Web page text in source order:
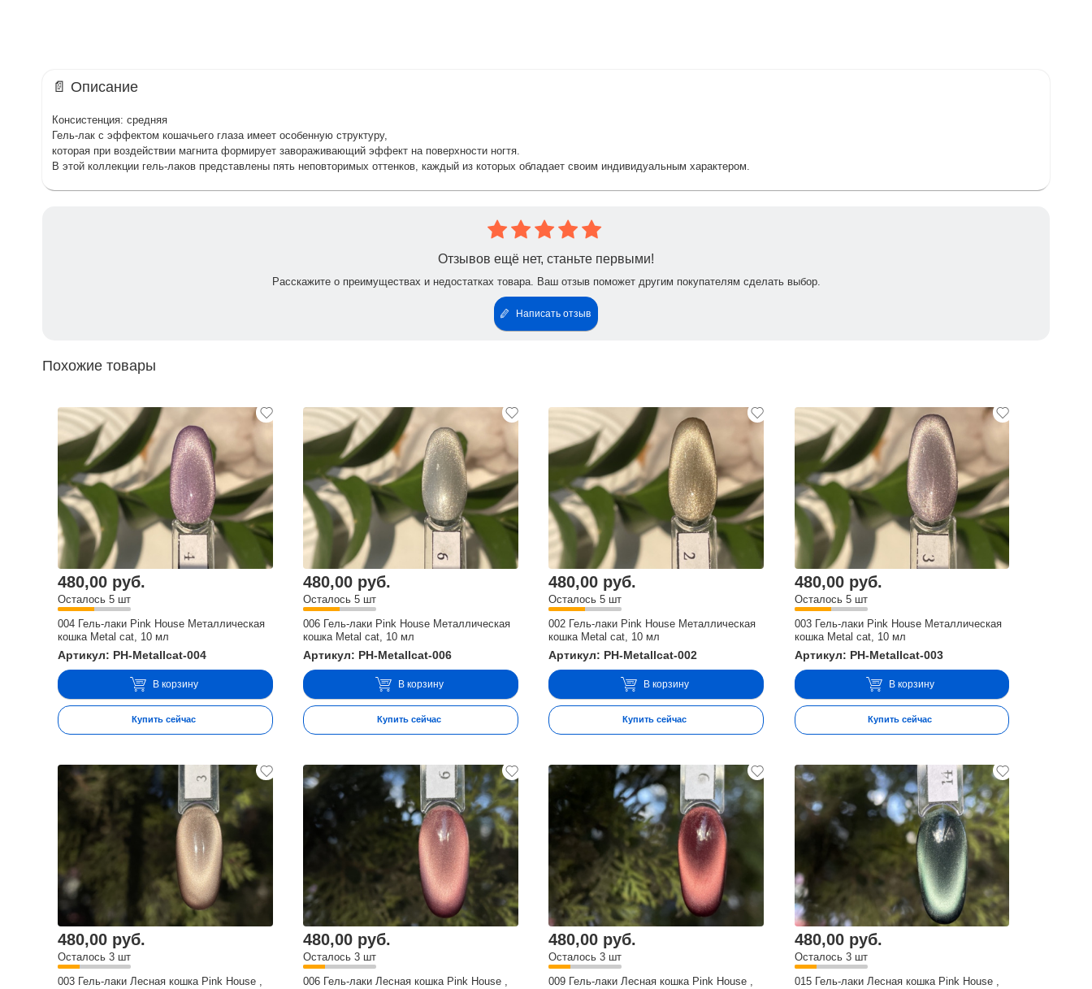
📄 Описание
Консистенция: средняя
Гель-лак с эффектом кошачьего глаза имеет особенную структуру,
которая при воздействии магнита формирует завораживающий эффект на поверхности ногтя.
В этой коллекции гель-лаков представлены пять неповторимых оттенков, каждый из которых обладает своим индивидуальным характером.
Отзывов ещё нет, станьте первыми!
Расскажите о преимуществах и недостатках товара. Ваш отзыв поможет другим покупателям сделать выбор.
Написать отзыв
Похожие товары
480,00 руб.
Осталось 5 шт
004 Гель-лаки Pink House Металлическая
кошка Metal cat, 10 мл
Артикул: PH-Metallcat-004
В корзину
Купить сейчас
480,00 руб.
Осталось 5 шт
006 Гель-лаки Pink House Металлическая
кошка Metal cat, 10 мл
Артикул: PH-Metallcat-006
В корзину
Купить сейчас
480,00 руб.
Осталось 5 шт
002 Гель-лаки Pink House Металлическая
кошка Metal cat, 10 мл
Артикул: PH-Metallcat-002
В корзину
Купить сейчас
480,00 руб.
Осталось 5 шт
003 Гель-лаки Pink House Металлическая
кошка Metal cat, 10 мл
Артикул: PH-Metallcat-003
В корзину
Купить сейчас
480,00 руб.
Осталось 3 шт
003 Гель-лаки Лесная кошка Pink House ,
480,00 руб.
Осталось 3 шт
006 Гель-лаки Лесная кошка Pink House ,
480,00 руб.
Осталось 3 шт
009 Гель-лаки Лесная кошка Pink House ,
480,00 руб.
Осталось 3 шт
015 Гель-лаки Лесная кошка Pink House ,